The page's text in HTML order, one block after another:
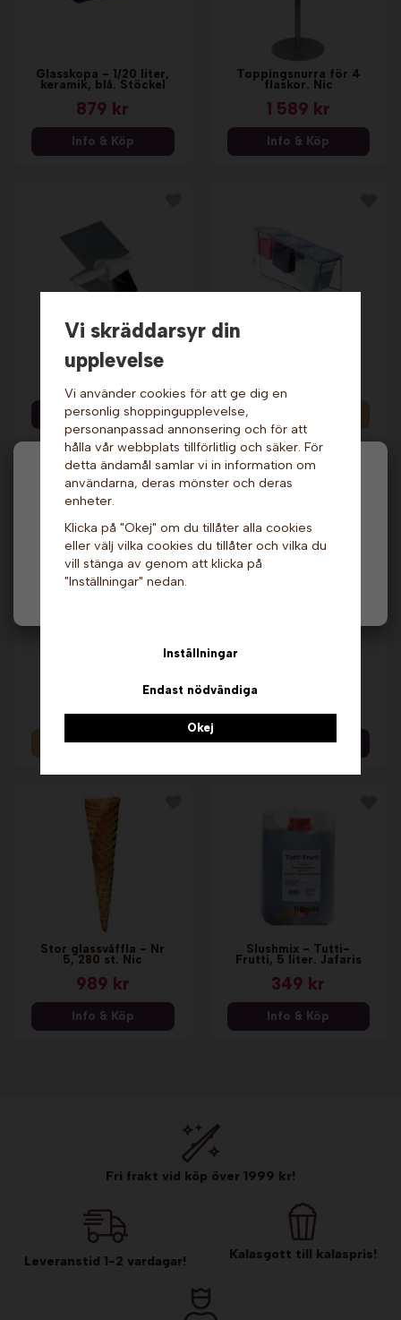
Hej och välkommen till Gottes!
moms) eller företag (exkl. moms) för hur våra priser
ska visas.
Privat
Glasskopa - 1/20 liter,
keramik, blå. Stöckel
879 kr
Info & Köp
Toppingsnurra för 4
flaskor. Nic
1 589 kr
Info & Köp
Krampouz
Info & Köp
Andra köpte även
till chokladfontäner
109 kr
Info
739 kr 879 kr
Info & Köp
Stor glassvåffla - Nr
5, 280 st. Nic
989 kr
Info & Köp
Slushmix - Tutti-
Frutti, 5 liter. Jafaris
349 kr
Info & Köp
Fri frakt vid köp över 1999 kr!
Leveranstid 1-2 vardagar! Kalasgott till kalaspris!
Vi skräddarsyr din
upplevelse
Vi använder cookies för att ge dig en
personlig shoppingupplevelse,
personanpassad annonsering och för att
hålla vår webbplats tillförlitlig och säker. För
detta ändamål samlar vi in information om
användarna, deras mönster och deras
enheter.
Klicka på "Okej" om du tillåter alla cookies
eller välj vilka cookies du tillåter och vilka du
vill stänga av genom att klicka på
"Inställningar" nedan.
Inställningar
Endast nödvändiga
Okej